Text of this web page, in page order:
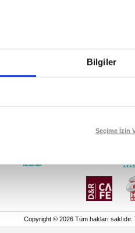
Bilgiler
Seçime İzin
Copyright © 2026 Tüm hakları